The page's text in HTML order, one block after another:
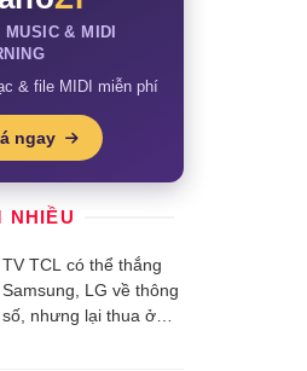
& MIDI
& file MIDI miễn phí
ngay
NHIỀU
TV TCL có thể thắng
Samsung, LG về thông
số, nhưng lại thua ở